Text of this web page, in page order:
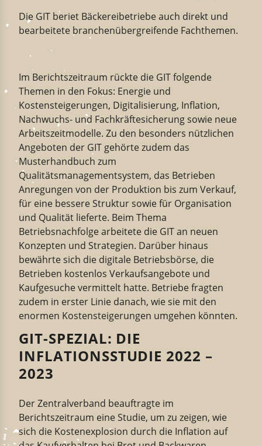
Die GIT beriet Bäckereibetriebe auch direkt und
bearbeitete branchenübergreifende Fachthemen.
Im Berichtszeitraum rückte die GIT folgende
Themen in den Fokus: Energie und
Kostensteigerungen, Digitalisierung, Inflation,
Nachwuchs- und Fachkräftesicherung sowie neue
Arbeitszeitmodelle. Zu den besonders nützlichen
Angeboten der GIT gehörte zudem das
Musterhandbuch zum
Qualitätsmanagementsystem, das Betrieben
Anregungen von der Produktion bis zum Verkauf,
für eine bessere Struktur sowie für Organisation
und Qualität lieferte. Beim Thema
Betriebsnachfolge arbeitete die GIT an neuen
Konzepten und Strategien. Darüber hinaus
bewährte sich die digitale Betriebsbörse, die
Betrieben kostenlos Verkaufsangebote und
Kaufgesuche vermittelt hatte. Betriebe fragten
zudem in erster Linie danach, wie sie mit den
enormen Kostensteigerungen umgehen könnten.
GIT-SPEZIAL: DIE
INFLATIONSSTUDIE 2022 –
2023
Der Zentralverband beauftragte im
Berichtszeitraum eine Studie, um zu zeigen, wie
sich die Kostenexplosion durch die Inflation auf